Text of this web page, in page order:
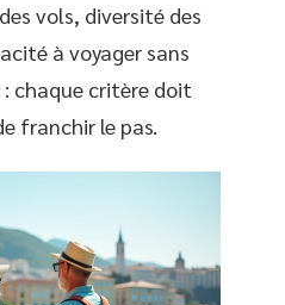
vols, diversité des
à voyager sans
chaque critère doit
franchir le pas.